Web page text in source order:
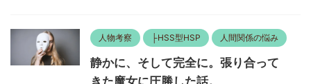
人物考察 ├HSS型HSP 人間関係の悩み
静かに、そして完全に。張り合って
きた魔女に圧勝した話。